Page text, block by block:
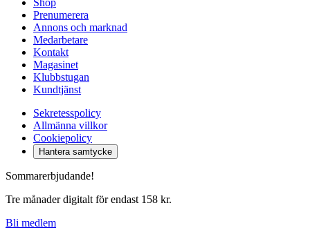
Shop
Prenumerera
Annons och marknad
Medarbetare
Kontakt
Magasinet
Klubbstugan
Kundtjänst
Sekretesspolicy
Allmänna villkor
Cookiepolicy
Hantera samtycke
Sommarerbjudande!
Tre månader digitalt för endast 158 kr.
Bli medlem